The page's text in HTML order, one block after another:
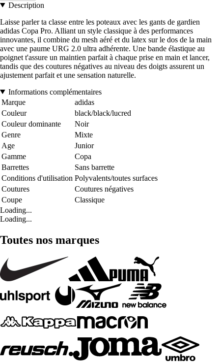
Description
Laisse parler ta classe entre les poteaux avec les gants de gardien
adidas Copa Pro. Alliant un style classique à des performances
innovantes, il combine du mesh aéré et du latex sur le dos de la main
avec une paume URG 2.0 ultra adhérente. Une bande élastique au
poignet t'assure un maintien parfait à chaque prise en main et lancer,
tandis que des coutures négatives au niveau des doigts assurent un
ajustement parfait et une sensation naturelle.
Informations complémentaires
Marque
adidas
Couleur
black/black/lucred
Couleur dominante
Noir
Genre
Mixte
Age
Junior
Gamme
Copa
Barrettes
Sans barrette
Conditions d'utilisation Polyvalents/toutes surfaces
Coutures
Coutures négatives
Coupe
Classique
Loading...
Loading...
Toutes nos marques